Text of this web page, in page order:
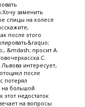
заменить
спицы на колесе
после этого
&mdash; просит А.
интересует,
после
потерял
на большой
этот недостаток
на вопросы